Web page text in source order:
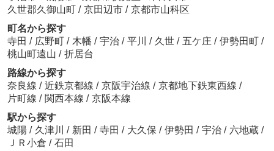
久世郡久御山町 / 京田辺市 / 京都市山科区
町名から探す
寺田 / 広野町 / 木幡 / 宇治 / 平川 / 久世 / 五ケ庄 / 伊勢田町 /
桃山町遠山 / 折居台
路線から探す
奈良線 / 近鉄京都線 / 京阪宇治線 / 京都地下鉄東西線 /
片町線 / 関西本線 / 京阪本線
駅から探す
城陽 / 久津川 / 新田 / 寺田 / 大久保 / 伊勢田 / 宇治 / 六地蔵 /
ＪＲ小倉 / 石田